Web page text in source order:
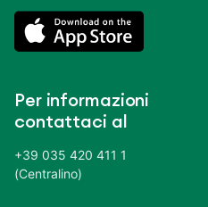
Per informazioni
contattaci al
+39 035 420 411 1
(Centralino)